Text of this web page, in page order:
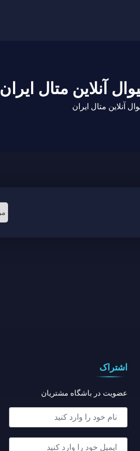
آنلاین متال ایران
آنلاین متال ایران
اشتراک
عضویت در باشگاه مشتریان